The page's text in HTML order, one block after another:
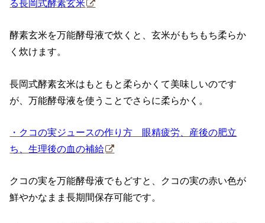
る長岡式酵素玄米
酵素玄米を万能酵母液で炊くと、玄米がもちもち柔らか
く炊けます。
長岡式酵素玄米はもともと柔らかくて美味しいのです
が、万能酵母液を使うことでさらに柔らかく。
・クコの実ジュースの作り方 眼精疲労、産後の肥立
ち、生理後の血の補給
クコの実を万能酵母液でもどすと、クコの実の赤い色が
鮮やかなまま長期間保存可能です。